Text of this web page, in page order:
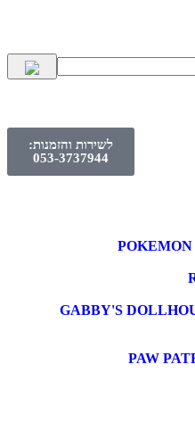
לשירות והזמנות:
053-3737944